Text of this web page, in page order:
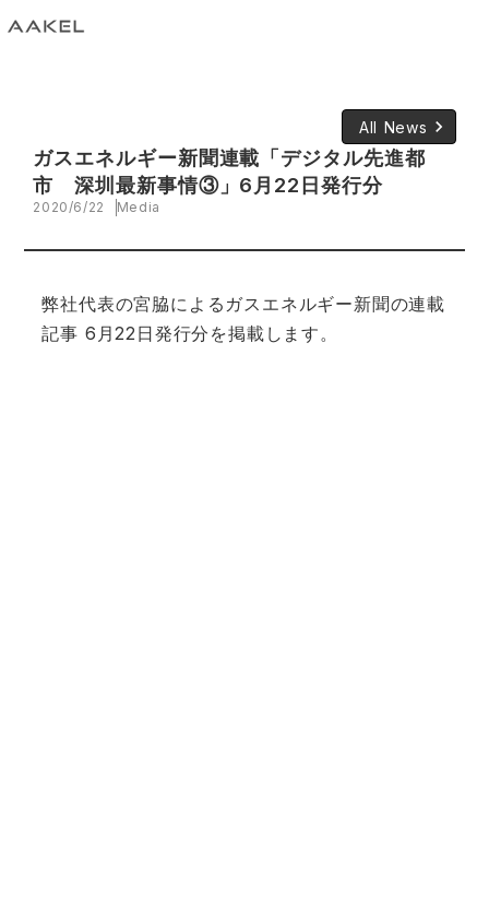
All News keyboard_arrow_right
ガスエネルギー新聞連載「デジタル先進都
市 深圳最新事情③」6月22日発行分
2020/6/22 Media
弊社代表の宮脇によるガスエネルギー新聞の連載
記事 6月22日発行分を掲載します。